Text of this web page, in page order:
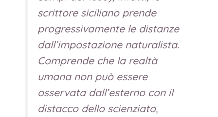
scrittore siciliano prende
progressivamente le distanze
dall’impostazione naturalista.
Comprende che la realtà
umana non può essere
osservata dall’esterno con il
distacco dello scienziato,